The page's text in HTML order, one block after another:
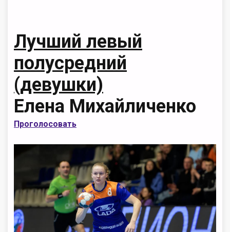
Лучший левый
полусредний
(девушки)
Елена Михайличенко
Проголосовать